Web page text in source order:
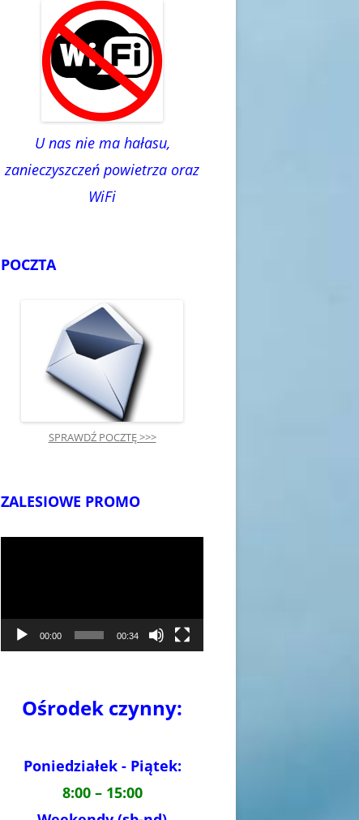
U nas nie ma hałasu,
zanieczyszczeń powietrza oraz
WiFi
POCZTA
SPRAWDŹ POCZTĘ >>>
ZALESIOWE PROMO
Odtwarzacz
00:00 00:34
Ośrodek czynny:
Poniedziałek - Piątek:
8:00 – 15:00